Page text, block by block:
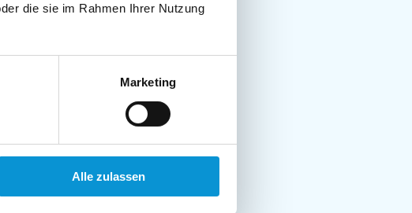
die sie im Rahmen Ihrer Nutzung
Marketing
Alle zulassen